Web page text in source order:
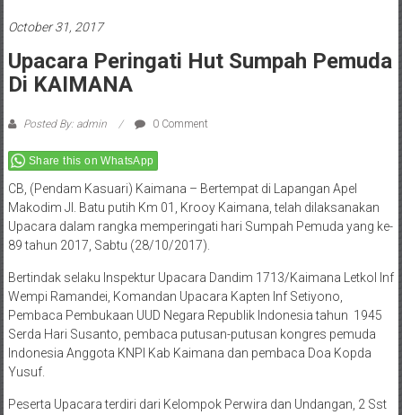
October 31, 2017
Upacara Peringati Hut Sumpah Pemuda
Di KAIMANA
Posted By: admin 0 Comment
Share this on WhatsApp
CB, (Pendam Kasuari) Kaimana – Bertempat di Lapangan Apel
Makodim Jl. Batu putih Km 01, Krooy Kaimana, telah dilaksanakan
Upacara dalam rangka memperingati hari Sumpah Pemuda yang ke-
89 tahun 2017, Sabtu (28/10/2017).
Bertindak selaku Inspektur Upacara Dandim 1713/Kaimana Letkol Inf
Wempi Ramandei, Komandan Upacara Kapten Inf Setiyono,
Pembaca Pembukaan UUD Negara Republik Indonesia tahun 1945
Serda Hari Susanto, pembaca putusan-putusan kongres pemuda
Indonesia Anggota KNPI Kab Kaimana dan pembaca Doa Kopda
Yusuf.
Peserta Upacara terdiri dari Kelompok Perwira dan Undangan, 2 Sst